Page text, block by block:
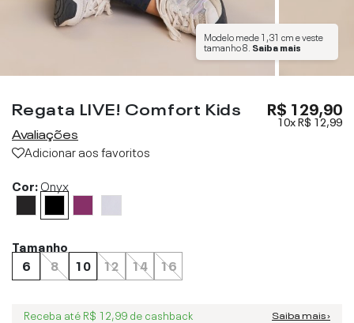
Modelo mede1,31 cme veste
tamanho8 Saiba mais
Regata LIVE! Comfort Kids
Avaliações
Adicionar aos favoritos
R$ 129,90
10xR$ 12,99
Cor:Onyx
Tamanho
6
8 10 12 14 16
Receba até R$ 12,99 de cashback Saiba mais ›